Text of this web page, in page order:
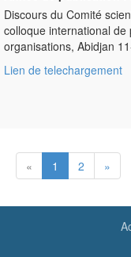
Discours du Comité
colloque international
organisations, Abidjan
Lien de telechargement
« 1 2 »